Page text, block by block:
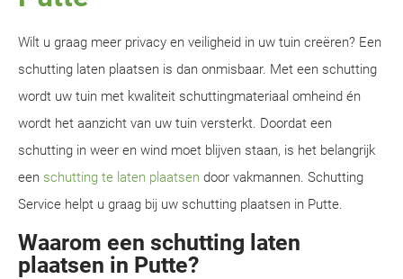
Wilt u graag meer privacy en veiligheid in uw tuin creëren? Een
schutting laten plaatsen is dan onmisbaar. Met een schutting
wordt uw tuin met kwaliteit schuttingmateriaal omheind én
wordt het aanzicht van uw tuin versterkt. Doordat een
schutting in weer en wind moet blijven staan, is het belangrijk
een schutting te laten plaatsen door vakmannen. Schutting
Service helpt u graag bij uw schutting plaatsen in Putte.
Waarom een schutting laten
plaatsen in Putte?